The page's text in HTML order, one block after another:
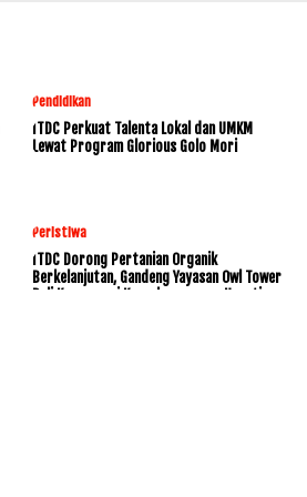
Pendidikan
ITDC Perkuat Talenta Lokal dan UMKM
Lewat Program Glorious Golo Mori
Peristiwa
ITDC Dorong Pertanian Organik
Berkelanjutan, Gandeng Yayasan Owl Tower
Bali Konservasi Keanekaragaman Hayati